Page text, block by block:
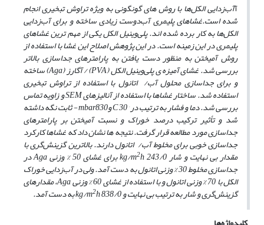
آآب‌زدایی الکل‌ها با روش های گونگونی به ویژه تراوش تبخیری انجام
شده است.غشاهای پلیمری آب‌دوستزیادی ساخته و برای آب‌زدایی
الکل‌ها به کار برده شده اند. پلی‌وینیل الکل یکی از مهم ترین غشاهای
پلیمری در این زمینهاست. در این پژوهش اصلاح این غشا با استفاده از
روش آمیختن به منظور دست یافتن به پارامترهای جداسازی بالاتر
بررسی شد. غشای آمیزه ی پلی‌وینیل الکل (PVA) / آگارز(
Aga) ساخته
و برای جداسازی محلول آب/ اتانولبااستفاده از تراوش تبخیری
استفاده شد. ساختار غشاها با استفاده از آنالیز‌هایSEMو زاویه تماس
بررسی شد.دما و فشار به ترتیب در30 و mbar830 - ثابت نگه داشته
شد و تأثیر ترکیب درصد خوراک و نسبتآمیختن بر پارامترهای
جداسازی مورد مطالعه قرار گرفت. نتیجه ­ها نشان داد که غشاها کارکرد
جداسازی خوبی برای مخلوط آب/ اتانول دارند. بالاترین گزینش‌گری با
مقدار بی نهایت و شار kg/m2h243/0 برای غشای 50 % وزنی Agaدر
جداسازی مخلوط 30 % وزنی اتانول به دست آمد. ولی در آب‌زدایی خوراک
الکل با 70 % وزنی اتانول و با استفاده از غشای 60 % وزنی Aga، مقدارهای
گزینش‌گری و شار به ترتیب بی نهایت و kg/m2h838/0 به دست آمد.